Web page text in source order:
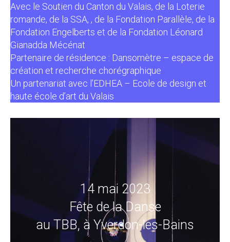
Avec le Soutien du Canton du Valais, de la Loterie
romande, de la SSA, , de la Fondation Parallèle, de la
Fondation Engelberts et de la Fondation Léonard
Gianadda Mécénat
Partenaire de résidence : Dansomètre – espace de
création et recherche chorégraphique
Un partenariat avec l’EDHEA – Ecole de design et
haute école d’art du Valais
14 mai 2023
Fête de la Danse
au TBB, à Yverdon-les-Bains